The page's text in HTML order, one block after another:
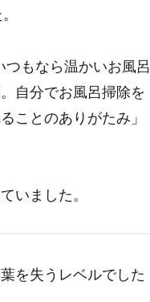
もなら温かいお風呂
自分でお風呂掃除を
ことのありがたみ」
いました。
を失うレベルでした